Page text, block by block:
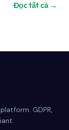
Đọc tất cả →
GDPR,